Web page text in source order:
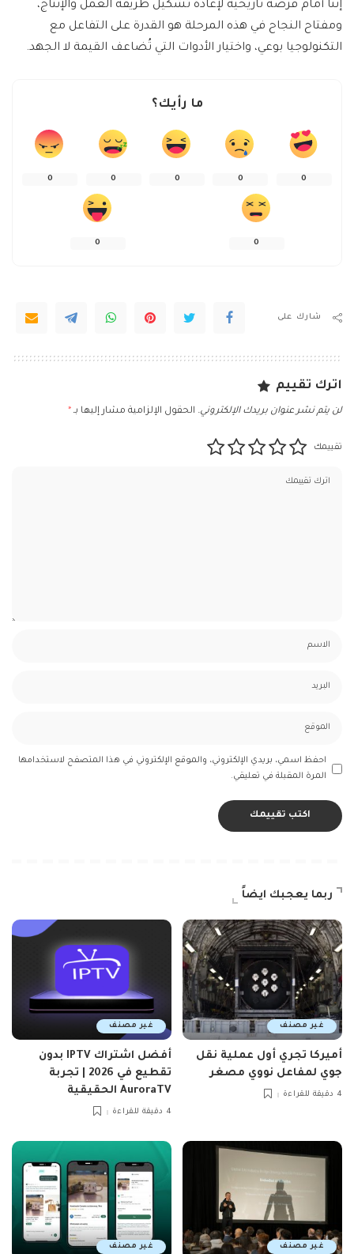
إننا أمام فرصة تاريخية لإعادة تشكيل طريقة العمل والإنتاج،
ومفتاح النجاح في هذه المرحلة هو القدرة على التفاعل مع
التكنولوجيا بوعي، واختيار الأدوات التي تُضاعف القيمة لا الجهد.
ما رأيك؟
0
0
0
0
0
0
0
شارك على
اترك تقييم
لن يتم نشر عنوان بريدك الإلكتروني. الحقول الإلزامية مشار إليها بـ *
تقييمك
احفظ اسمي، بريدي الإلكتروني، والموقع الإلكتروني في هذا المتصفح لاستخدامها
المرة المقبلة في تعليقي.
ربما يعجبك ايضاً
غير مصنف
أميركا تجري أول عملية نقل
جوي لمفاعل نووي مصغر
4 دقيقة للقراءة
غير مصنف
أفضل اشتراك IPTV بدون
تقطيع في 2026 | تجربة
AuroraTV الحقيقية
4 دقيقة للقراءة
غير مصنف غير مصنف